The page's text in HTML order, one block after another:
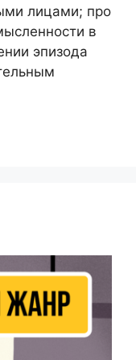
лицами; про
в
эпизода